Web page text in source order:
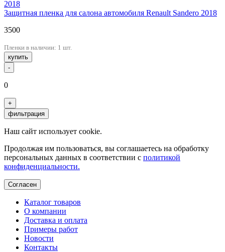
Защитная пленка для салона автомобиля Renault Sandero 2018
3500
Пленки в наличии: 1 шт.
купить
-
0
+
фильтрация
Наш сайт использует cookie.
Продолжая им пользоваться, вы соглашаетесь на обработку
персональных данных в соответствии с политикой
конфиденциальности.
Согласен
Каталог товаров
О компании
Доставка и оплата
Примеры работ
Новости
Контакты